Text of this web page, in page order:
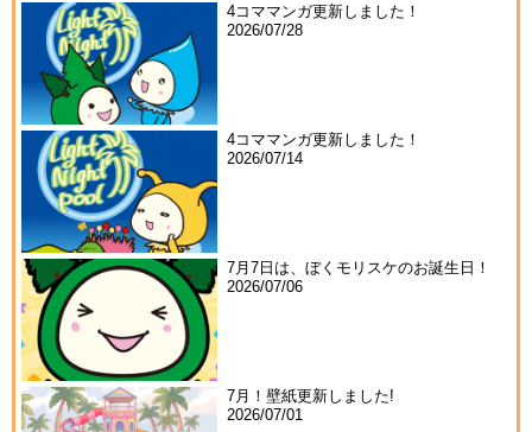
4コママンガ更新しました！
2026/07/28
4コママンガ更新しました！
2026/07/14
7月7日は、ぼくモリスケのお誕生日！
2026/07/06
7月！壁紙更新しました!
2026/07/01